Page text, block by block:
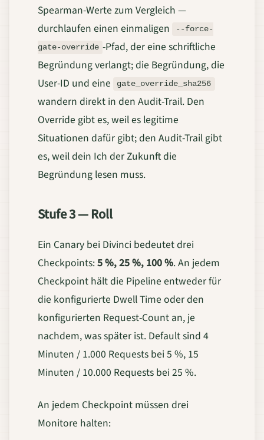
Spearman-Werte zum Vergleich —
durchlaufen einen einmaligen
--force-
gate-override -Pfad, der eine schriftliche
Begründung verlangt; die Begründung, die
User-ID und eine
gate_override_sha256
wandern direkt in den Audit-Trail. Den
Override gibt es, weil es legitime
Situationen dafür gibt; den Audit-Trail gibt
es, weil dein Ich der Zukunft die
Begründung lesen muss.
Stufe 3 — Roll
Ein Canary bei Divinci bedeutet drei
Checkpoints:5 %, 25 %, 100 %. An jedem
Checkpoint hält die Pipeline entweder für
die konfigurierte Dwell Time oder den
konfigurierten Request-Count an, je
nachdem, was später ist. Default sind 4
Minuten / 1.000 Requests bei 5 %, 15
Minuten / 10.000 Requests bei 25 %.
An jedem Checkpoint müssen drei
Monitore halten: